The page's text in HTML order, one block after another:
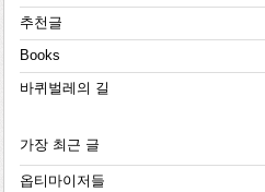
추천글
Books
바퀴벌레의 길
가장 최근 글
옵티마이저들